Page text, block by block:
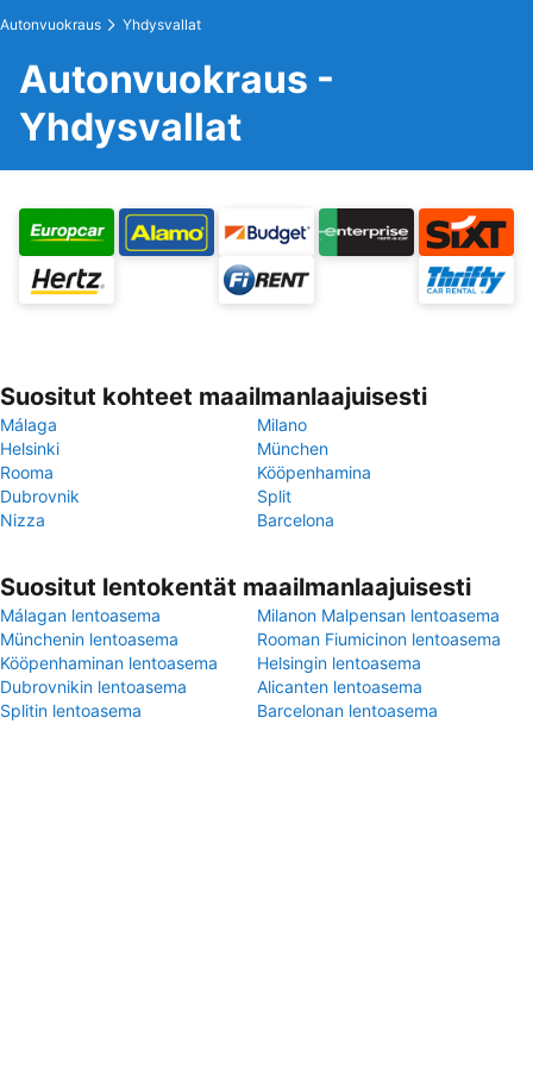
Autonvuokraus Yhdysvallat
Autonvuokraus -
Yhdysvallat
Suositut kohteet maailmanlaajuisesti
Málaga
Milano
Helsinki
München
Rooma
Kööpenhamina
Dubrovnik
Split
Nizza
Barcelona
Suositut lentokentät maailmanlaajuisesti
Málagan lentoasema
Milanon Malpensan lentoasema
Münchenin lentoasema
Rooman Fiumicinon lentoasema
Kööpenhaminan lentoasema
Helsingin lentoasema
Dubrovnikin lentoasema
Alicanten lentoasema
Splitin lentoasema
Barcelonan lentoasema